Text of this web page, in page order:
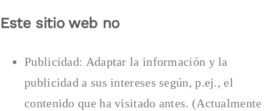
Este sitio web no
Publicidad: Adaptar la información y la
publicidad a sus intereses según, p.ej., el
contenido que ha visitado antes. (Actualmente